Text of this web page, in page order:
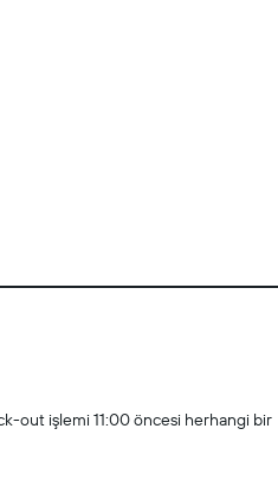
out işlemi 11:00 öncesi herhangi bir